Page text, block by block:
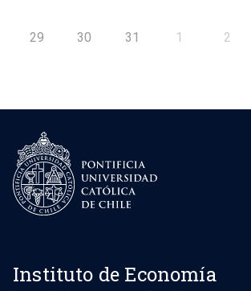
29 30 31 1 2
Instituto de Economía